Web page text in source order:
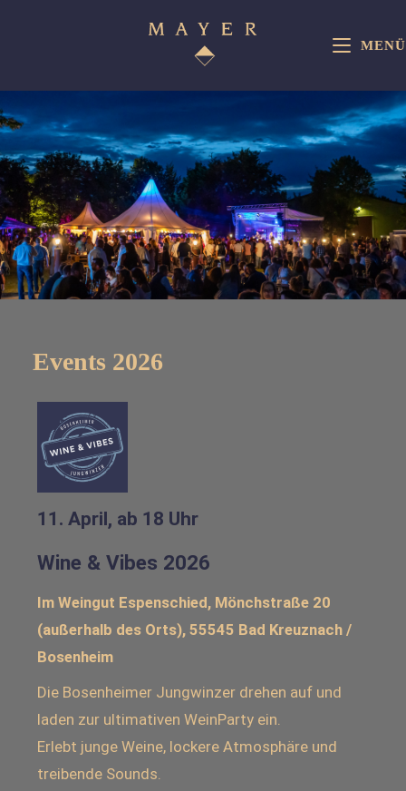
MENÜ
Events 2026
11. April, ab 18 Uhr
Wine & Vibes 2026
Im Weingut Espenschied, Mönchstraße 20
(außerhalb des Orts), 55545 Bad Kreuznach /
Bosenheim
Die Bosenheimer Jungwinzer drehen auf und
laden zur ultimativen WeinParty ein.
Erlebt junge Weine, lockere Atmosphäre und
treibende Sounds.